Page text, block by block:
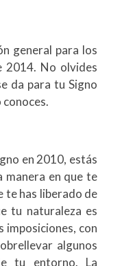
general para los
2014. No olvides
da para tu Signo
conoces.
en 2010, estás
manera en que te
te has liberado de
tu naturaleza es
imposiciones, con
algunos
tu entorno. La